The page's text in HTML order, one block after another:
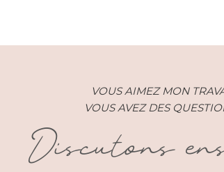
VOUS AIMEZ MON
VOUS AVEZ DES
Discutons